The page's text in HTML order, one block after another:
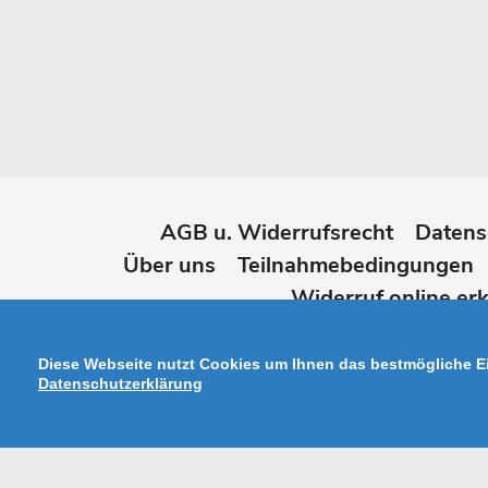
AGB u. Widerrufsrecht
Über uns
Teilnahmebedingungen
Widerruf online
Diese Webseite nutzt Cookies um Ihnen das bestmögliche
Datenschutzerklärung